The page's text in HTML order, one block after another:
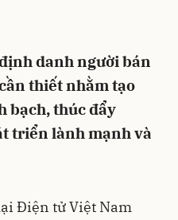
danh người bán
thiết nhằm tạo
bạch, thúc đẩy
triển lành mạnh và
Điện tử Việt Nam
Hủy